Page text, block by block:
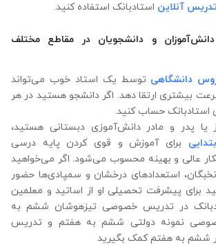
آنلاین استادبانک استفاده کنید.
دانش‌آموزان و دانشجویان در مقاطع مختلف
دانشگاهیتوسط یک استاد خوب می‌تواند
بیشتری ارتقا دهد. اگر دانشجو هستید در هر
استادبانک حساب کنید.
یا پدر و مادر دانش‌آموزی دبستانی هستید،
برای آموزش و قوی کردن پایه درسی
عالی و بهینه محسوب می‌شود. اگر می‌خواهید
استعدادهای درخشان و سمپادی‌ها حضور
برای پیشرفت تحصیلی او از اساتید و معلمین
در تدریس خصوصی تیزهوشان ششم به
نمونه دولتی ششم به هفتم و تدریس
ششم به هفتم کمک بگیرید